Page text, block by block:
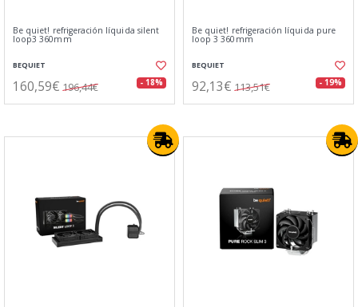
Be quiet! refrigeración líquida silent
loop3 360mm
BEQUIET
160,59€ 196,44€ - 18%
Be quiet! refrigeración líquida pure
loop 3 360mm
BEQUIET
92,13€ 113,51€ - 19%